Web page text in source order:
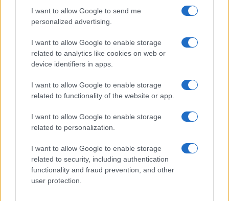
I want to allow Google to send me
personalized advertising.
I want to allow Google to enable storage
related to analytics like cookies on web or
device identifiers in apps.
I want to allow Google to enable storage
related to functionality of the website or app.
I want to allow Google to enable storage
related to personalization.
I want to allow Google to enable storage
related to security, including authentication
functionality and fraud prevention, and other
user protection.
El petróleo Brent cae un 8.46% y arrastra a las
materias primas
El petróleo Brent cae un 8.46% a 91.82 USD, arrastrando a WTI y oro
Lucía Herrera · 5 Ago 2026